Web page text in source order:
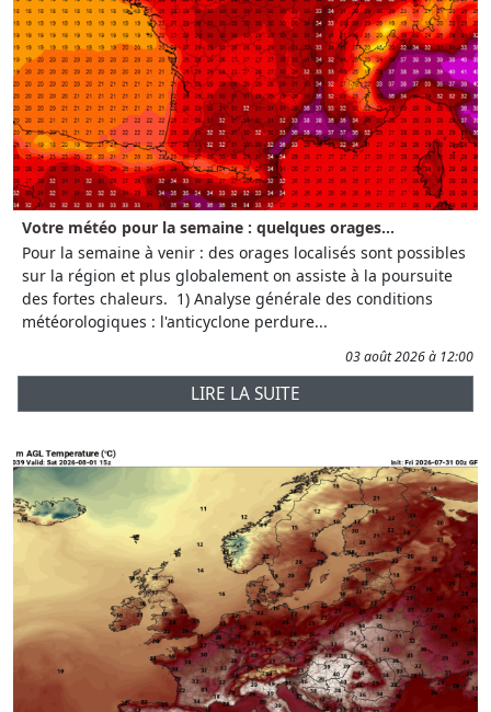
Votre météo pour la semaine : quelques orages...
Pour la semaine à venir : des orages localisés sont possibles
sur la région et plus globalement on assiste à la poursuite
des fortes chaleurs. 1) Analyse générale des conditions
météorologiques : l'anticyclone perdure...
03 août 2026 à 12:00
LIRE LA SUITE